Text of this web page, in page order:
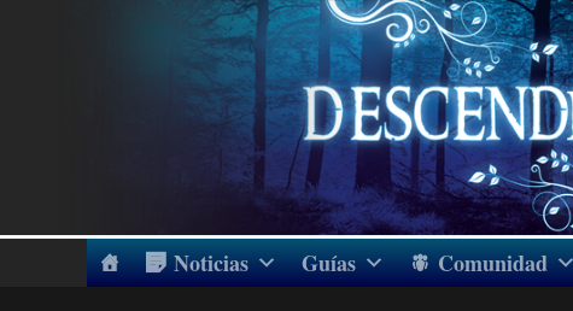
Noticias Guías Comunidad